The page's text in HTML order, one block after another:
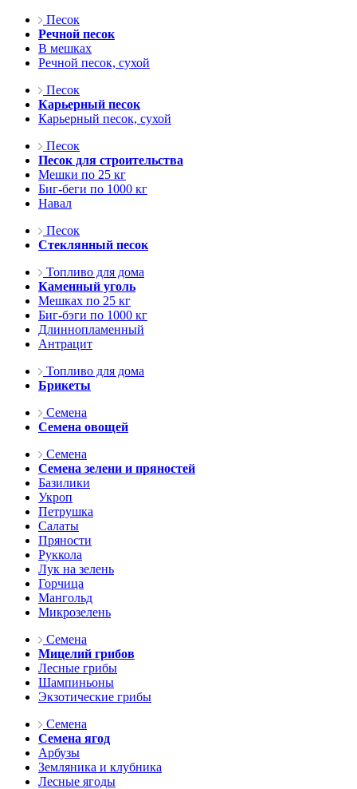
Песок
Речной песок
В мешках
Речной песок, сухой
Песок
Карьерный песок
Карьерный песок, сухой
Песок
Песок для строительства
Мешки по 25 кг
Биг-беги по 1000 кг
Навал
Песок
Стеклянный песок
Топливо для дома
Каменный уголь
Мешках по 25 кг
Биг-бэги по 1000 кг
Длиннопламенный
Антрацит
Топливо для дома
Брикеты
Семена
Семена овощей
Семена
Семена зелени и пряностей
Базилики
Укроп
Петрушка
Салаты
Пряности
Руккола
Лук на зелень
Горчица
Мангольд
Микрозелень
Семена
Мицелий грибов
Лесные грибы
Шампиньоны
Экзотические грибы
Семена
Семена ягод
Арбузы
Земляника и клубника
Лесные ягоды